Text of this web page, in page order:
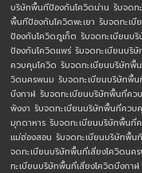
บริษัทพื้นทีป้องกันโควิดน่าน รับจดท
พื้นทีป้องกันโควิดพะเยา รับจดทะเ
ป้องกันโควิดภูเก็ต รับจดทะเบียนบ
ป้องกันโควิดแพร่ รับจดทะเบียนบริ
ควบคุมโควิด รับจดทะเบียนบริษัทพื้
วิดนครพนม รับจดทะเบียนบริษัทพื้
บึงกาฬ รับจดทะเบียนบริษัทพื้นที่คว
พังงา รับจดทะเบียนบริษัทพื้นที่ควบ
มุกดาหาร รับจดทะเบียนบริษัทพื้นที่
แม่ฮ่องสอน รับจดทะเบียนบริษัทพื้น
จดทะเบียนบริษัทพื้นที่เสี่ยงโควิดนค
ทะเบียนบริษัทพื้นที่เสี่ยงโควิดบึงกาฬ